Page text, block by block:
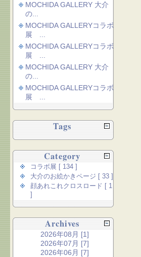
MOCHIDA GALLERY 大介
の...
MOCHIDA GALLERYコラボ
展 ...
MOCHIDA GALLERYコラボ
展 ...
MOCHIDA GALLERY 大介
の...
MOCHIDA GALLERYコラボ
展 ...
Tags
Category
コラボ展 [ 134 ]
大介のお絵かきページ [ 33 ]
顔あれこれクロスロード [ 1
Archives
2026年08月 [1]
2026年07月 [7]
2026年06月 [7]